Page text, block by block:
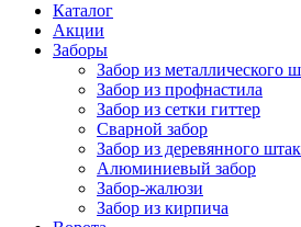
Каталог
Акции
Заборы
Забор из металлического
Забор из профнастила
Забор из сетки гиттер
Сварной забор
Забор из деревянного
Алюминиевый забор
Забор-жалюзи
Забор из кирпича